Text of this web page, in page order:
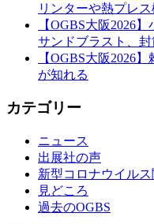
リンターや熱プレ
【OGBS大阪2026
サンドブラスト、
【OGBS大阪2026
が知れる
カテゴリー
ニュース
出展社の声
新型コロナウイル
見どころ
過去のOGBS